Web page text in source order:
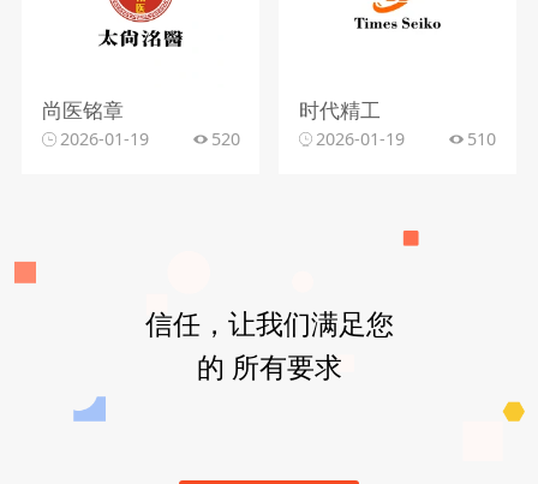
尚医铭章
2026-01-19 520
时代精工
2026-01-19 510
信任，让我们满足您
的 所有要求